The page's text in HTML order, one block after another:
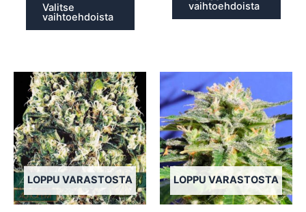
Valitse
vaihtoehdoista
vaihtoehdoista
LOPPU VARASTOSTA
Tällä
tuotteella
on
useampi
muunnelma.
Voit
tehdä
valinnat
LOPPU VARASTOSTA
on
Voit
tehdä